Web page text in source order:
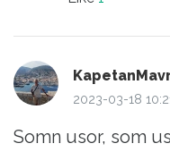
sa.
2023-03-18
Somn usor, som